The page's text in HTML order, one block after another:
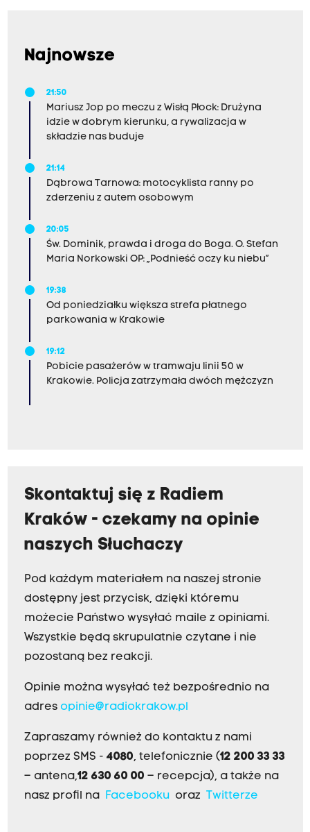
Najnowsze
21:50
Mariusz Jop po meczu z Wisłą Płock: Drużyna
idzie w dobrym kierunku, a rywalizacja w
składzie nas buduje
21:14
Dąbrowa Tarnowa: motocyklista ranny po
zderzeniu z autem osobowym
20:05
Św. Dominik, prawda i droga do Boga. O. Stefan
Maria Norkowski OP: „Podnieść oczy ku niebu”
19:38
Od poniedziałku większa strefa płatnego
parkowania w Krakowie
19:12
Pobicie pasażerów w tramwaju linii 50 w
Krakowie. Policja zatrzymała dwóch mężczyzn
Skontaktuj się z Radiem
Kraków - czekamy na opinie
naszych Słuchaczy
Pod każdym materiałem na naszej stronie
dostępny jest przycisk, dzięki któremu
możecie Państwo wysyłać maile z opiniami.
Wszystkie będą skrupulatnie czytane i nie
pozostaną bez reakcji.
Opinie można wysyłać też bezpośrednio na
adres opinie@radiokrakow.pl
Zapraszamy również do kontaktu z nami
poprzez SMS - 4080, telefonicznie (12 200 33 33
– antena,12 630 60 00 – recepcja), a także na
nasz profil na
Facebookuoraz Twitterze